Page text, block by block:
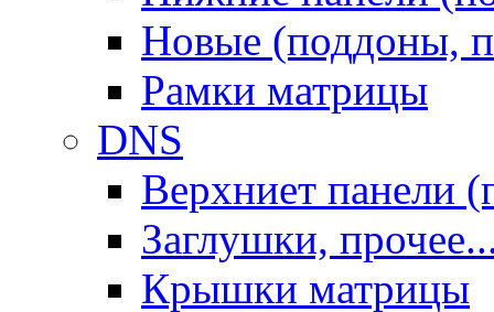
Новые (поддоны,
Рамки матрицы
DNS
Верхниет панели
Заглушки,
Крышки матрицы